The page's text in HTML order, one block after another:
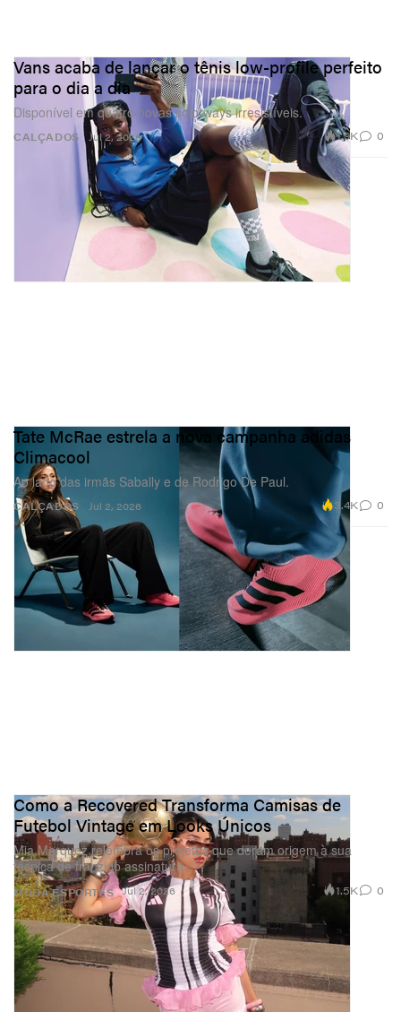
CALÇADOS
Vans acaba de lançar o tênis low-profile perfeito
para o dia a dia
Disponível em quatro novas colorways irresistíveis.
Jul 2, 2026 1.9K 0
CALÇADOS
Tate McRae estrela a nova campanha adidas
Climacool
Ao lado das irmãs Sabally e de Rodrigo De Paul.
Jul 2, 2026 3.4K 0
MODA ESPORTES
Como a Recovered Transforma Camisas de
Futebol Vintage em Looks Únicos
Mia Marquez relembra os projetos que deram origem à sua
técnica de franzido assinatura.
Jul 2, 2026 1.5K 0